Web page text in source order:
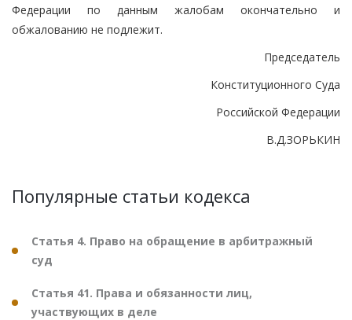
Федерации по данным жалобам окончательно и
обжалованию не подлежит.
Председатель
Конституционного Суда
Российской Федерации
В.Д.ЗОРЬКИН
Популярные статьи кодекса
Статья 4. Право на обращение в арбитражный
суд
Статья 41. Права и обязанности лиц,
участвующих в деле